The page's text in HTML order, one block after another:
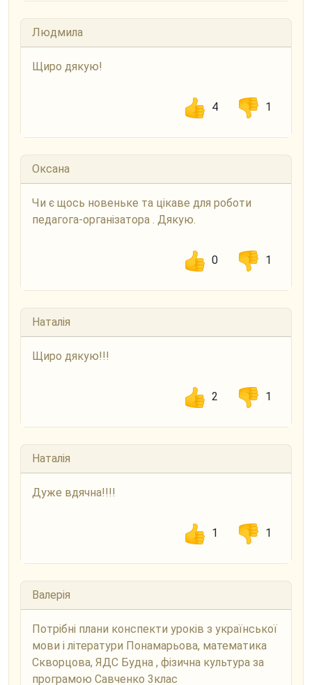
Людмила
Щиро дякую!
4 1
Оксана
Чи є щось новеньке та цікаве для роботи
педагога-організатора . Дякую.
0 1
Наталія
Щиро дякую!!!
2 1
Наталія
Дуже вдячна!!!!
1 1
Валерія
Потрібні плани конспекти уроків з української
мови і літератури Понамарьова, математика
Скворцова, ЯДС Будна , фізична культура за
програмою Савченко 3клас